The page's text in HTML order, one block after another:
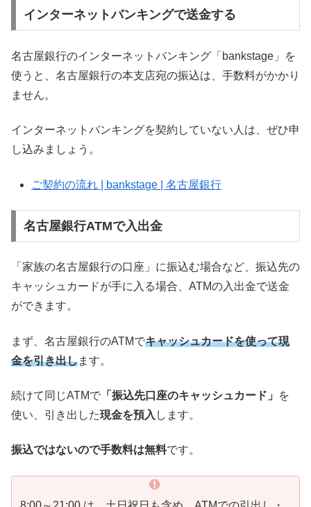
インターネットバンキングで送金する
名古屋銀行のインターネットバンキング「bankstage」を
使うと、名古屋銀行の本支店宛の振込は、手数料がかかり
ません。
インターネットバンキングを契約していない人は、ぜひ申
し込みましょう。
ご契約の流れ | bankstage | 名古屋銀行
名古屋銀行ATMで入出金
「家族の名古屋銀行の口座」に振込む場合など、振込先の
キャッシュカードが手に入る場合、ATMの入出金で送金
ができます。
まず、名古屋銀行のATMでキャッシュカードを使って現
金を引き出します。
続けて同じATMで 「振込先口座のキャッシュカード」
を
使い、引き出した現金を預入 します。
振込ではないので手数料は無料です。